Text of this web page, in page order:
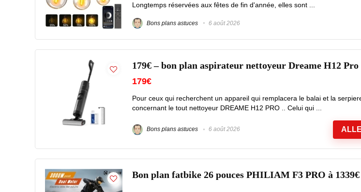
Longtemps réservées aux fêtes de fin d'année, elles sont ...
Bons plans astuces 6 août 2026
179€ – bon plan aspirateur nettoyeur Dreame H12
179€
Pour ceux qui recherchent un appareil qui remplacera le balai et la
concernant le tout nettoyeur DREAME H12 PRO .. Celui qui ...
Bons plans astuces 6 août 2026
Bon plan fatbike 26 pouces PHILIAM F3 PRO à 1339€